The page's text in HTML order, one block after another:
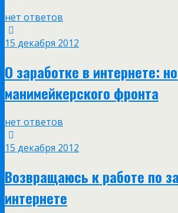
нет ответов
15 декабря 2012
О заработке в интернете:
манимейкерского фронта
нет ответов
15 декабря 2012
Возвращаюсь к работе по
интернете